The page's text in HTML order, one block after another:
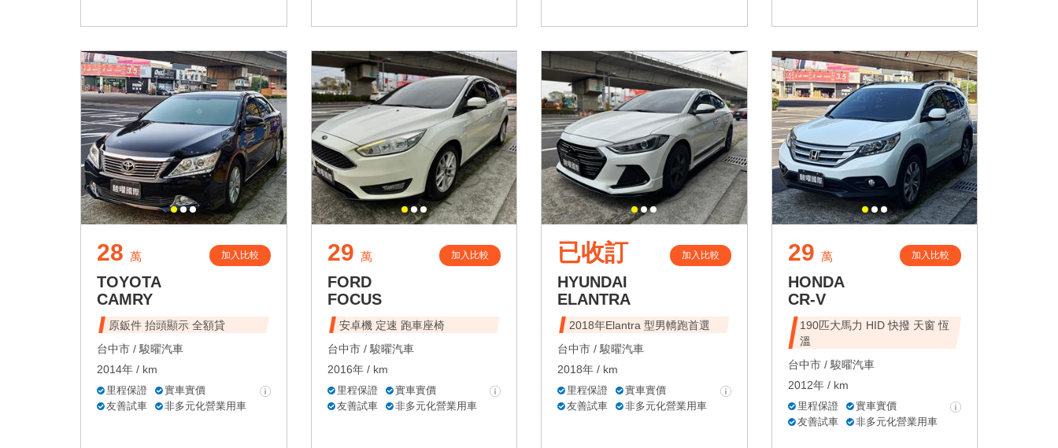
28 萬 加入比較
TOYOTA
CAMRY
原鈑件 抬頭顯示 全額貸
台中市 / 駿曜汽車
2014年 / km
里程保證
實車實價
友善試車
非多元化營業用車
29 萬 加入比較
FORD
FOCUS
安卓機 定速 跑車座椅
台中市 / 駿曜汽車
2016年 / km
里程保證
實車實價
友善試車
非多元化營業用車
已收訂 加入比較
HYUNDAI
ELANTRA
2018年Elantra 型男轎跑首選
台中市 / 駿曜汽車
2018年 / km
里程保證
實車實價
友善試車
非多元化營業用車
29 萬 加入比較
HONDA
CR-V
190匹大馬力 HID 快撥 天窗 恆
溫
台中市 / 駿曜汽車
2012年 / km
里程保證
實車實價
友善試車
非多元化營業用車